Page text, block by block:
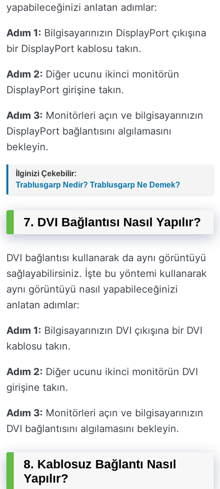
yapabileceğinizi anlatan adımlar:
Adım 1: Bilgisayarınızın DisplayPort çıkışına
bir DisplayPort kablosu takın.
Adım 2: Diğer ucunu ikinci monitörün
DisplayPort girişine takın.
Adım 3: Monitörleri açın ve bilgisayarınızın
DisplayPort bağlantısını algılamasını
bekleyin.
İlginizi Çekebilir:
Trablusgarp Nedir? Trablusgarp Ne Demek?
7. DVI Bağlantısı Nasıl Yapılır?
DVI bağlantısı kullanarak da aynı görüntüyü
sağlayabilirsiniz. İşte bu yöntemi kullanarak
aynı görüntüyü nasıl yapabileceğinizi
anlatan adımlar:
Adım 1: Bilgisayarınızın DVI çıkışına bir DVI
kablosu takın.
Adım 2: Diğer ucunu ikinci monitörün DVI
girişine takın.
Adım 3: Monitörleri açın ve bilgisayarınızın
DVI bağlantısını algılamasını bekleyin.
8. Kablosuz Bağlantı Nasıl
Yapılır?